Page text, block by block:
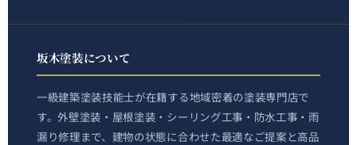
坂木塗装について
一級建築塗装技能士が在籍する地域密着の塗装専門店で
す。外壁塗装・屋根塗装・シーリング工事・防水工事・雨
漏り修理まで、建物の状態に合わせた最適なご提案と高品